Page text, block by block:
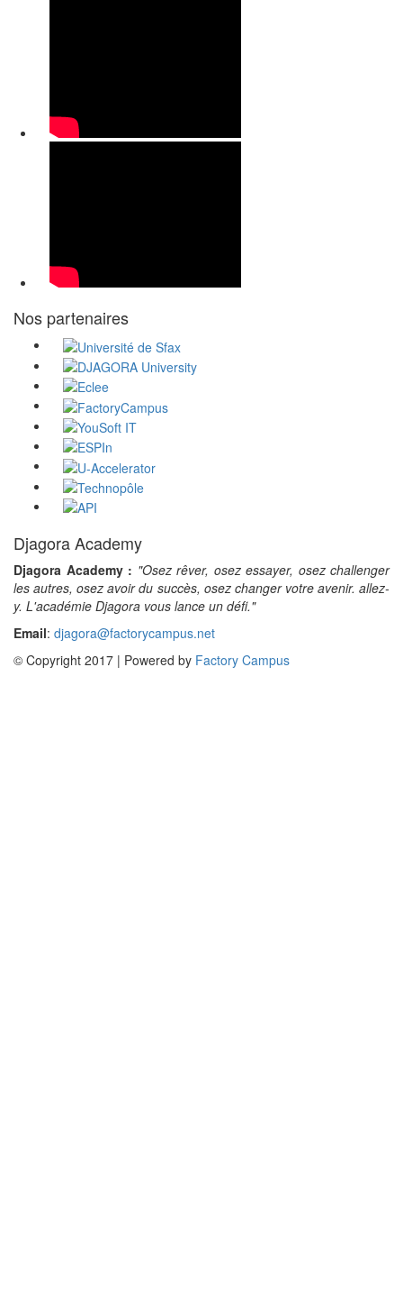
Nos partenaires
Djagora Academy
Djagora Academy : "Osez rêver, osez essayer, osez challenger
les autres, osez avoir du succès, osez changer votre avenir. allez-
y. L'académie Djagora vous lance un défi."
Email: djagora@factorycampus.net
© Copyright 2017 | Powered by Factory Campus